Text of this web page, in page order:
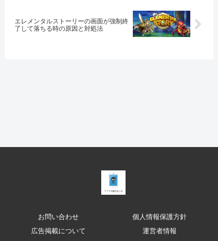
エレメンタルストーリーの画面が強制終
了して落ちる時の原因と対処法
お問い合わせ
個人情報保護方針
広告掲載について
運営者情報